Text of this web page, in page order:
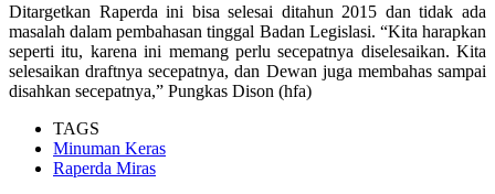
Ditargetkan Raperda ini bisa selesai ditahun 2015 dan tidak ada
masalah dalam pembahasan tinggal Badan Legislasi. “Kita harapkan
seperti itu, karena ini memang perlu secepatnya diselesaikan. Kita
selesaikan draftnya secepatnya, dan Dewan juga membahas sampai
disahkan secepatnya,” Pungkas Dison (hfa)
TAGS
Minuman Keras
Raperda Miras